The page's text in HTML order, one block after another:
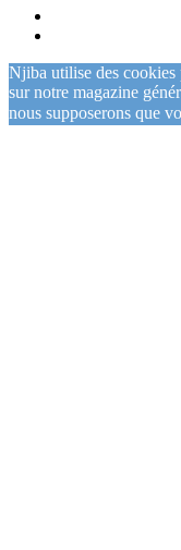
Njiba utilise des
sur notre magazine
nous supposerons que